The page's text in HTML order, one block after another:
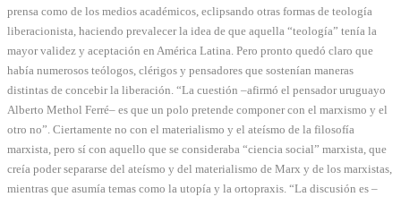
prensa como de los medios académicos, eclipsando otras formas de teología
liberacionista, haciendo prevalecer la idea de que aquella “teología” tenía la
mayor validez y aceptación en América Latina. Pero pronto quedó claro que
había numerosos teólogos, clérigos y pensadores que sostenían maneras
distintas de concebir la liberación. “La cuestión –afirmó el pensador uruguayo
Alberto Methol Ferré– es que un polo pretende componer con el marxismo y el
otro no”. Ciertamente no con el materialismo y el ateísmo de la filosofía
marxista, pero sí con aquello que se consideraba “ciencia social” marxista, que
creía poder separarse del ateísmo y del materialismo de Marx y de los marxistas,
mientras que asumía temas como la utopía y la ortopraxis. “La discusión es –